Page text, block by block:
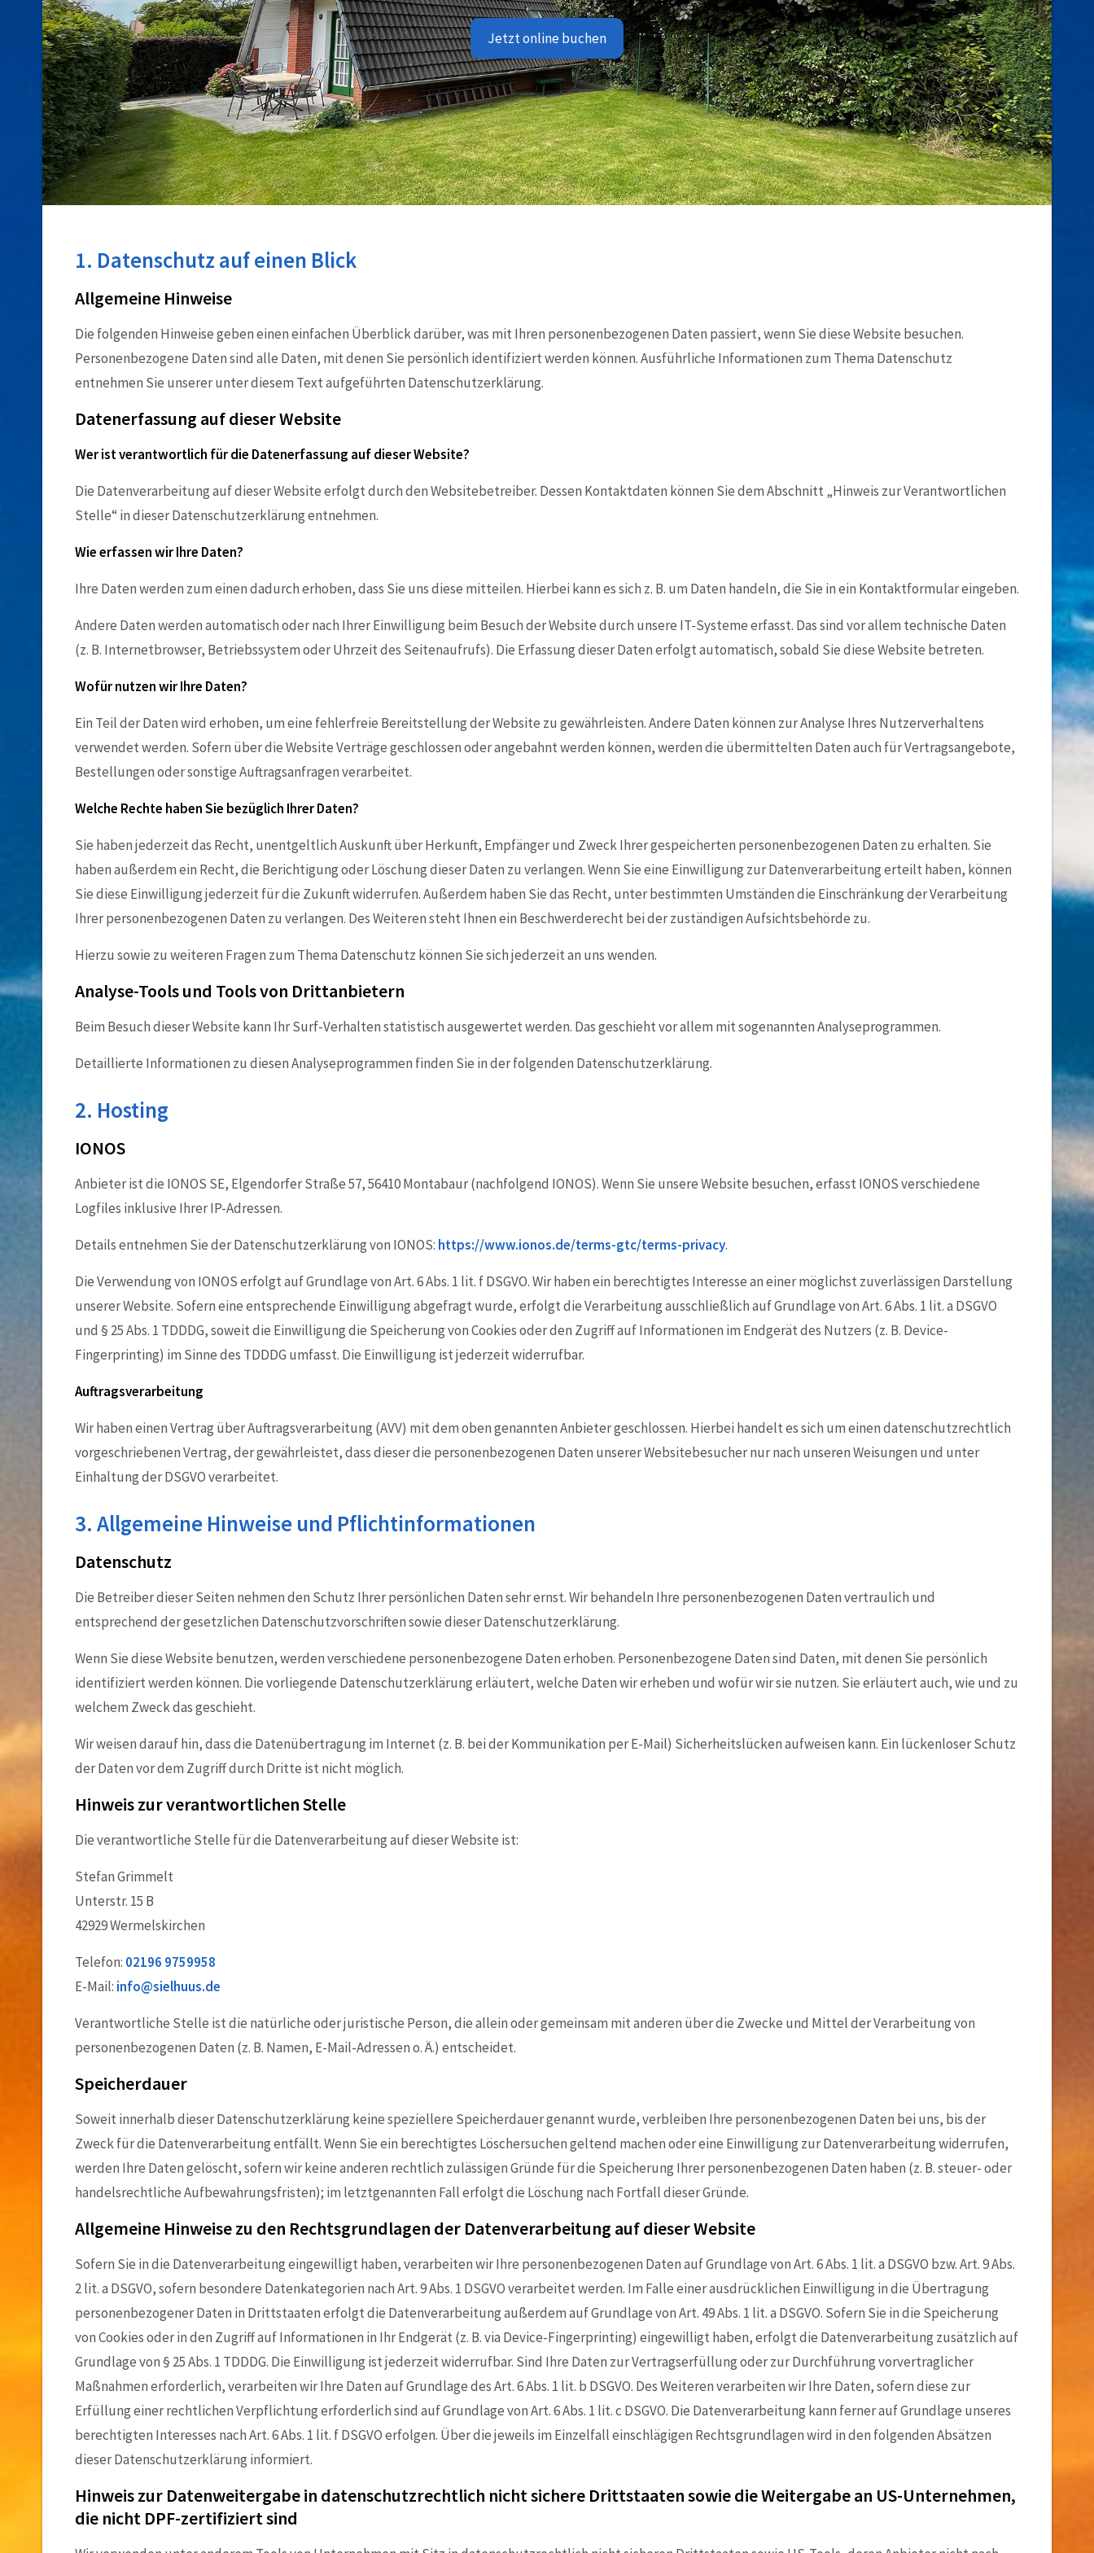
Jetzt online buchen
1. Datenschutz auf einen Blick
Allgemeine Hinweise
Die folgenden Hinweise geben einen einfachen Überblick darüber, was mit Ihren personenbezogenen Daten passiert, wenn Sie diese Website besuchen.
Personenbezogene Daten sind alle Daten, mit denen Sie persönlich identifiziert werden können. Ausführliche Informationen zum Thema Datenschutz
entnehmen Sie unserer unter diesem Text aufgeführten Datenschutzerklärung.
Datenerfassung auf dieser Website
Wer ist verantwortlich für die Datenerfassung auf dieser Website?
Die Datenverarbeitung auf dieser Website erfolgt durch den Websitebetreiber. Dessen Kontaktdaten können Sie dem Abschnitt „Hinweis zur Verantwortlichen
Stelle“ in dieser Datenschutzerklärung entnehmen.
Wie erfassen wir Ihre Daten?
Ihre Daten werden zum einen dadurch erhoben, dass Sie uns diese mitteilen. Hierbei kann es sich z. B. um Daten handeln, die Sie in ein Kontaktformular eingeben.
Andere Daten werden automatisch oder nach Ihrer Einwilligung beim Besuch der Website durch unsere IT-Systeme erfasst. Das sind vor allem technische Daten
(z. B. Internetbrowser, Betriebssystem oder Uhrzeit des Seitenaufrufs). Die Erfassung dieser Daten erfolgt automatisch, sobald Sie diese Website betreten.
Wofür nutzen wir Ihre Daten?
Ein Teil der Daten wird erhoben, um eine fehlerfreie Bereitstellung der Website zu gewährleisten. Andere Daten können zur Analyse Ihres Nutzerverhaltens
verwendet werden. Sofern über die Website Verträge geschlossen oder angebahnt werden können, werden die übermittelten Daten auch für Vertragsangebote,
Bestellungen oder sonstige Auftragsanfragen verarbeitet.
Welche Rechte haben Sie bezüglich Ihrer Daten?
Sie haben jederzeit das Recht, unentgeltlich Auskunft über Herkunft, Empfänger und Zweck Ihrer gespeicherten personenbezogenen Daten zu erhalten. Sie
haben außerdem ein Recht, die Berichtigung oder Löschung dieser Daten zu verlangen. Wenn Sie eine Einwilligung zur Datenverarbeitung erteilt haben, können
Sie diese Einwilligung jederzeit für die Zukunft widerrufen. Außerdem haben Sie das Recht, unter bestimmten Umständen die Einschränkung der Verarbeitung
Ihrer personenbezogenen Daten zu verlangen. Des Weiteren steht Ihnen ein Beschwerderecht bei der zuständigen Aufsichtsbehörde zu.
Hierzu sowie zu weiteren Fragen zum Thema Datenschutz können Sie sich jederzeit an uns wenden.
Analyse-Tools und Tools von Drittanbietern
Beim Besuch dieser Website kann Ihr Surf-Verhalten statistisch ausgewertet werden. Das geschieht vor allem mit sogenannten Analyseprogrammen.
Detaillierte Informationen zu diesen Analyseprogrammen finden Sie in der folgenden Datenschutzerklärung.
2. Hosting
IONOS
Anbieter ist die IONOS SE, Elgendorfer Straße 57, 56410 Montabaur (nachfolgend IONOS). Wenn Sie unsere Website besuchen, erfasst IONOS verschiedene
Logfiles inklusive Ihrer IP-Adressen.
Details entnehmen Sie der Datenschutzerklärung von IONOS: https://www.ionos.de/terms-gtc/terms-privacy.
Die Verwendung von IONOS erfolgt auf Grundlage von Art. 6 Abs. 1 lit. f DSGVO. Wir haben ein berechtigtes Interesse an einer möglichst zuverlässigen Darstellung
unserer Website. Sofern eine entsprechende Einwilligung abgefragt wurde, erfolgt die Verarbeitung ausschließlich auf Grundlage von Art. 6 Abs. 1 lit. a DSGVO
und § 25 Abs. 1 TDDDG, soweit die Einwilligung die Speicherung von Cookies oder den Zugriff auf Informationen im Endgerät des Nutzers (z. B. Device-
Fingerprinting) im Sinne des TDDDG umfasst. Die Einwilligung ist jederzeit widerrufbar.
Auftragsverarbeitung
Wir haben einen Vertrag über Auftragsverarbeitung (AVV) mit dem oben genannten Anbieter geschlossen. Hierbei handelt es sich um einen datenschutzrechtlich
vorgeschriebenen Vertrag, der gewährleistet, dass dieser die personenbezogenen Daten unserer Websitebesucher nur nach unseren Weisungen und unter
Einhaltung der DSGVO verarbeitet.
3. Allgemeine Hinweise und Pflichtinformationen
Datenschutz
Die Betreiber dieser Seiten nehmen den Schutz Ihrer persönlichen Daten sehr ernst. Wir behandeln Ihre personenbezogenen Daten vertraulich und
entsprechend der gesetzlichen Datenschutzvorschriften sowie dieser Datenschutzerklärung.
Wenn Sie diese Website benutzen, werden verschiedene personenbezogene Daten erhoben. Personenbezogene Daten sind Daten, mit denen Sie persönlich
identifiziert werden können. Die vorliegende Datenschutzerklärung erläutert, welche Daten wir erheben und wofür wir sie nutzen. Sie erläutert auch, wie und zu
welchem Zweck das geschieht.
Wir weisen darauf hin, dass die Datenübertragung im Internet (z. B. bei der Kommunikation per E-Mail) Sicherheitslücken aufweisen kann. Ein lückenloser Schutz
der Daten vor dem Zugriff durch Dritte ist nicht möglich.
Hinweis zur verantwortlichen Stelle
Die verantwortliche Stelle für die Datenverarbeitung auf dieser Website ist:
Stefan Grimmelt
Unterstr. 15 B
42929 Wermelskirchen
Telefon: 02196 9759958
E-Mail: info@sielhuus.de
Verantwortliche Stelle ist die natürliche oder juristische Person, die allein oder gemeinsam mit anderen über die Zwecke und Mittel der Verarbeitung von
personenbezogenen Daten (z. B. Namen, E-Mail-Adressen o. Ä.) entscheidet.
Speicherdauer
Soweit innerhalb dieser Datenschutzerklärung keine speziellere Speicherdauer genannt wurde, verbleiben Ihre personenbezogenen Daten bei uns, bis der
Zweck für die Datenverarbeitung entfällt. Wenn Sie ein berechtigtes Löschersuchen geltend machen oder eine Einwilligung zur Datenverarbeitung widerrufen,
werden Ihre Daten gelöscht, sofern wir keine anderen rechtlich zulässigen Gründe für die Speicherung Ihrer personenbezogenen Daten haben (z. B. steuer- oder
handelsrechtliche Aufbewahrungsfristen); im letztgenannten Fall erfolgt die Löschung nach Fortfall dieser Gründe.
Allgemeine Hinweise zu den Rechtsgrundlagen der Datenverarbeitung auf dieser Website
Sofern Sie in die Datenverarbeitung eingewilligt haben, verarbeiten wir Ihre personenbezogenen Daten auf Grundlage von Art. 6 Abs. 1 lit. a DSGVO bzw. Art. 9 Abs.
2 lit. a DSGVO, sofern besondere Datenkategorien nach Art. 9 Abs. 1 DSGVO verarbeitet werden. Im Falle einer ausdrücklichen Einwilligung in die Übertragung
personenbezogener Daten in Drittstaaten erfolgt die Datenverarbeitung außerdem auf Grundlage von Art. 49 Abs. 1 lit. a DSGVO. Sofern Sie in die Speicherung
von Cookies oder in den Zugriff auf Informationen in Ihr Endgerät (z. B. via Device-Fingerprinting) eingewilligt haben, erfolgt die Datenverarbeitung zusätzlich auf
Grundlage von § 25 Abs. 1 TDDDG. Die Einwilligung ist jederzeit widerrufbar. Sind Ihre Daten zur Vertragserfüllung oder zur Durchführung vorvertraglicher
Maßnahmen erforderlich, verarbeiten wir Ihre Daten auf Grundlage des Art. 6 Abs. 1 lit. b DSGVO. Des Weiteren verarbeiten wir Ihre Daten, sofern diese zur
Erfüllung einer rechtlichen Verpflichtung erforderlich sind auf Grundlage von Art. 6 Abs. 1 lit. c DSGVO. Die Datenverarbeitung kann ferner auf Grundlage unseres
berechtigten Interesses nach Art. 6 Abs. 1 lit. f DSGVO erfolgen. Über die jeweils im Einzelfall einschlägigen Rechtsgrundlagen wird in den folgenden Absätzen
dieser Datenschutzerklärung informiert.
Hinweis zur Datenweitergabe in datenschutzrechtlich nicht sichere Drittstaaten sowie die Weitergabe an US-Unternehmen,
die nicht DPF-zertifiziert sind